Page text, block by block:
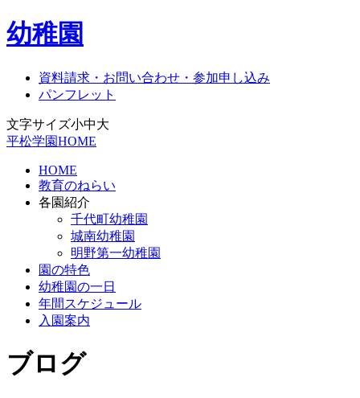
幼稚園
資料請求・お問い合わせ・参加申し込み
パンフレット
文字サイズ小中大
平松学園HOME
HOME
教育のねらい
各園紹介
千代町幼稚園
城南幼稚園
明野第一幼稚園
園の特色
幼稚園の一日
年間スケジュール
入園案内
ブログ